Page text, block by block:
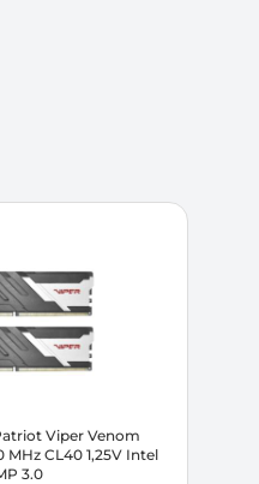
Viper Venom
MHz CL40 1,25V Intel
3.0